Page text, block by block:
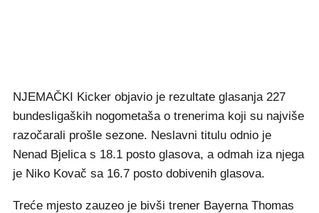
NJEMAČKI Kicker objavio je rezultate glasanja 227
bundesligaških nogometaša o trenerima koji su najviše
razočarali prošle sezone. Neslavni titulu odnio je
Nenad Bjelica s 18.1 posto glasova, a odmah iza njega
je Niko Kovač sa 16.7 posto dobivenih glasova.
Treće mjesto zauzeo je bivši trener Bayerna Thomas